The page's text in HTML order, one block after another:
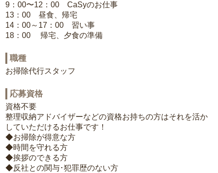
9：00〜12：00 CaSyのお仕事
13：00 昼食、帰宅
14：00～17：00 習い事
18：00 帰宅、夕食の準備
職種
お掃除代行スタッフ
応募資格
資格不要
整理収納アドバイザーなどの資格お持ちの方はそれを活か
していただけるお仕事です！
◆お掃除が得意な方
◆時間を守れる方
◆挨拶のできる方
◆反社との関与･犯罪歴のない方